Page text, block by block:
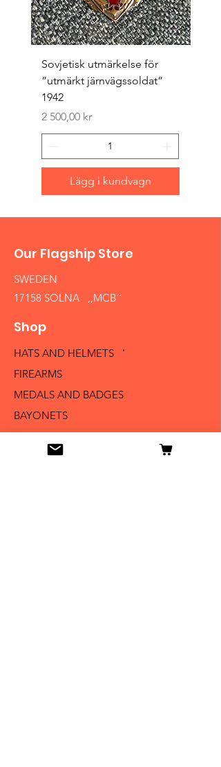
Sovjetisk utmärkelse för
”utmärkt järnvägssoldat”
1942
Pris
2 500,00 kr
Lägg i kundvagn
Our Flagship Store
SWEDEN
17158 SOLNA ,,MCB´´
Shop
HATS AND HELMETS '
FIREARMS
MEDALS AND BADGES
BAYONETS
SABERS AND SWORDS
UNIFORMS